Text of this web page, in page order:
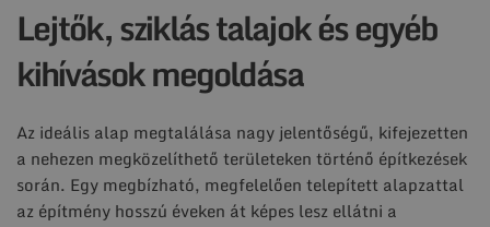
Lejtők, sziklás talajok és egyéb
kihívások megoldása
Az ideális alap megtalálása nagy jelentőségű, kifejezetten
a nehezen megközelíthető területeken történő építkezések
során. Egy megbízható, megfelelően telepített alapzattal
az építmény hosszú éveken át képes lesz ellátni a